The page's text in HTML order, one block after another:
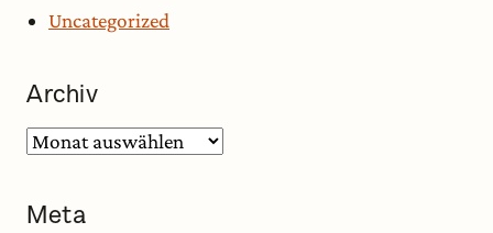
Uncategorized
Archiv
Archiv
Meta